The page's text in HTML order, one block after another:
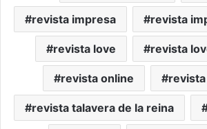
revista impresa revista
revista love revista
revista online
revista talavera de la reina